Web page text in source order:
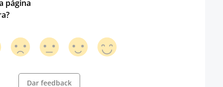
página
Dar feedback